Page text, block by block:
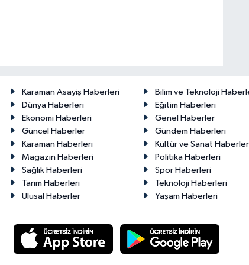
Karaman Asayiş Haberleri
Bilim ve Teknoloji
Dünya Haberleri
Eğitim Haberleri
Ekonomi Haberleri
Genel Haberler
Güncel Haberler
Gündem Haberleri
Karaman Haberleri
Kültür ve Sanat
Magazin Haberleri
Politika Haberleri
Sağlık Haberleri
Spor Haberleri
Tarım Haberleri
Teknoloji Haberleri
Ulusal Haberler
Yaşam Haberleri